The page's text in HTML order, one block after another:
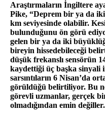
Araştırmaların İngiltere
Pike, “Deprem bir ya da
km seviyesinde olabilir.
bulunduğunu ön görü
gelen bir ya da iki
bireyin hissedebileceği
düşük frekanslı sensörün
kaydettiği üç başka sinyali
sarsıntıların 6 Nisan’da
görüldüğü belirtiliyor. Bu
görevli uzmanlar, gerçek
olmadığından emin değiller.